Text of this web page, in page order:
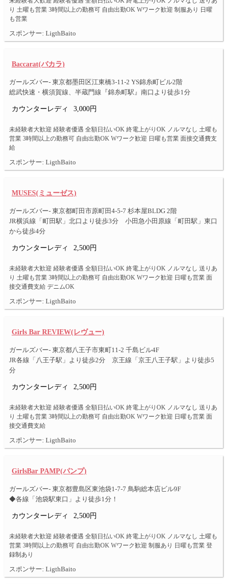
り 土曜も営業 3時間以上の勤務可 自由出勤OK Wワーク歓迎 制服あり 日曜
も営業
スポンサー: LigthBaito
Baccarat(バカラ)
ガールズバー- 東京都墨田区江東橋3-11-2 YS錦糸町ビル2階
総武快速・横須賀線、半蔵門線『錦糸町駅』南口より徒歩1分
カウンターレディ 3,000円
未経験者大歓迎 経験者優遇 全額日払いOK 終電上がりOK ノルマなし 土曜も
営業 3時間以上の勤務可 自由出勤OK Wワーク歓迎 日曜も営業 面接交通費支
給
スポンサー: LigthBaito
MUSES(ミューゼス)
ガールズバー- 東京都町田市原町田4-5-7 杉本屋BLDG 2階
JR横浜線「町田駅」北口より徒歩3分 小田急小田原線「町田駅」東口
から徒歩4分
カウンターレディ 2,500円
未経験者大歓迎 経験者優遇 全額日払いOK 終電上がりOK ノルマなし 送りあ
り 土曜も営業 3時間以上の勤務可 自由出勤OK Wワーク歓迎 日曜も営業 面
接交通費支給 デニムOK
スポンサー: LigthBaito
Girls Bar REVIEW(レヴュー)
ガールズバー- 東京都八王子市東町11-2 千島ビル4F
JR各線「八王子駅」より徒歩2分 京王線「京王八王子駅」より徒歩5
分
カウンターレディ 2,500円
未経験者大歓迎 経験者優遇 全額日払いOK 終電上がりOK ノルマなし 送りあ
り 土曜も営業 3時間以上の勤務可 自由出勤OK Wワーク歓迎 日曜も営業 面
接交通費支給
スポンサー: LigthBaito
GirlsBar PAMP(パンプ)
ガールズバー- 東京都豊島区東池袋1-7-7 鳥駒総本店ビル9F
◆各線「池袋駅東口」より徒歩1分！
カウンターレディ 2,500円
未経験者大歓迎 経験者優遇 全額日払いOK 終電上がりOK ノルマなし 土曜も
営業 3時間以上の勤務可 自由出勤OK Wワーク歓迎 制服あり 日曜も営業 登
録制あり
スポンサー: LigthBaito